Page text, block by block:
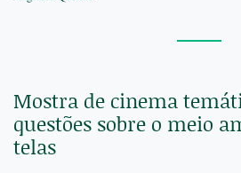
Mostra de cinema
questões sobre o meio
telas